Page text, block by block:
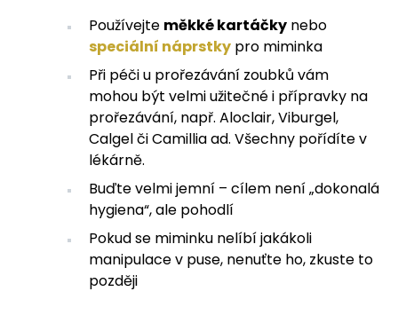
Používejte měkké kartáčky nebo
speciální náprstky pro miminka
Při péči u prořezávání zoubků vám
mohou být velmi užitečné i přípravky na
prořezávání, např. Aloclair, Viburgel,
Calgel či Camillia ad. Všechny pořídíte v
lékárně.
Buďte velmi jemní – cílem není „dokonalá
hygiena“, ale pohodlí
Pokud se miminku nelíbí jakákoli
manipulace v puse, nenuťte ho, zkuste to
později